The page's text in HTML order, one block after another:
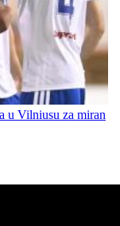
u Vilniusu za miran